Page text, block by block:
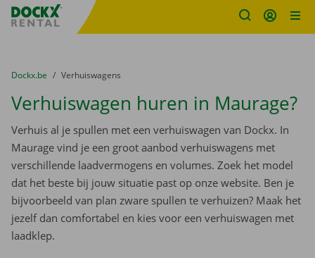
Fratello DEMO
U bevindt zich hier:
van
Dockx.be naar
Verhuiswagens
Verhuiswagen huren in Maurage?
Verhuis al je spullen met een verhuiswagen van Dockx. In
Maurage vind je een groot aanbod verhuiswagens met
verschillende laadvermogens en volumes. Zoek het model
dat het beste bij jouw situatie past op onze website. Ben je
bijvoorbeeld van plan zware spullen te verhuizen? Maak het
jezelf dan comfortabel en kies voor een verhuiswagen met
laadklep.